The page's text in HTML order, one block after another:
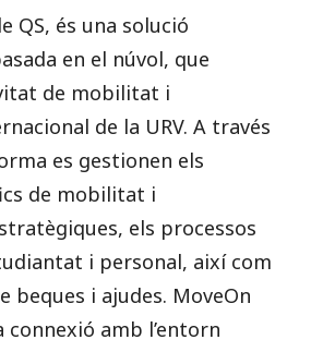
QS, és una solució
en el núvol, que
de mobilitat i
de la URV. A través
es gestionen els
de mobilitat i
els processos
i personal, així com
beques i ajudes. MoveOn
amb l’entorn